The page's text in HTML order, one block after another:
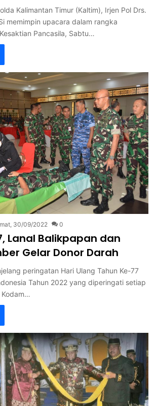
Kalimantan Timur (Kaltim), Irjen Pol Drs.
memimpin upacara dalam rangka
Pancasila, Sabtu…
30/09/2022 0
Lanal Balikpapan dan
Gelar Donor Darah
peringatan Hari Ulang Tahun Ke-77
Tahun 2022 yang diperingati setiap